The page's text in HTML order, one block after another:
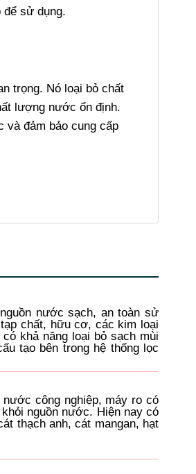
để sử dụng.
trọng. Nó loại bỏ chất
lượng nước ổn định.
và đảm bảo cung cấp
nước sạch, an toàn sử
chất, hữu cơ, các kim loại
khả năng loại bỏ sạch mùi
tạo bên trong hệ thống lọc
công nghiệp, máy ro có
nguồn nước. Hiện nay có
thạch anh, cát mangan, hạt